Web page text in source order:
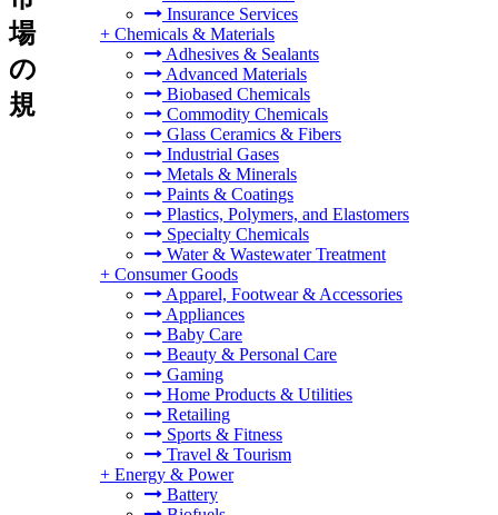
Insurance Services
+ Chemicals & Materials
Adhesives & Sealants
Advanced Materials
Biobased Chemicals
Commodity Chemicals
Glass Ceramics & Fibers
Industrial Gases
Metals & Minerals
Paints & Coatings
Plastics, Polymers, and Elastomers
Specialty Chemicals
Water & Wastewater Treatment
+ Consumer Goods
Apparel, Footwear & Accessories
Appliances
Baby Care
Beauty & Personal Care
Gaming
Home Products & Utilities
Retailing
Sports & Fitness
Travel & Tourism
+ Energy & Power
Battery
場
の
規